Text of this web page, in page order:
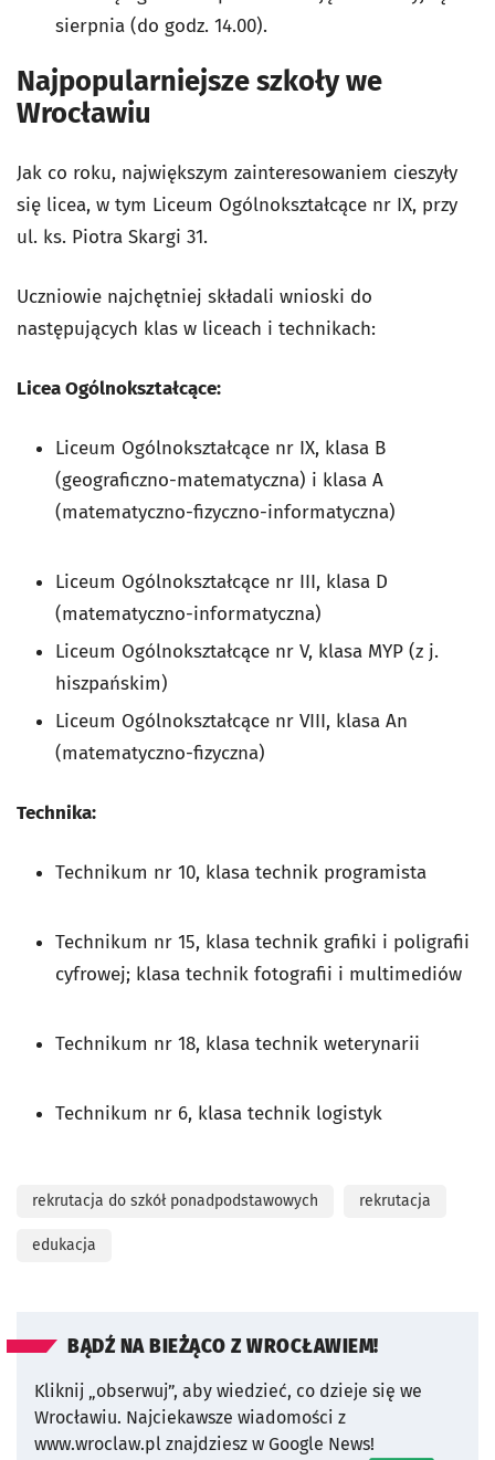
sierpnia (do godz. 14.00).
Najpopularniejsze szkoły we
Wrocławiu
Jak co roku, największym zainteresowaniem cieszyły
się licea, w tym Liceum Ogólnokształcące nr IX, przy
ul. ks. Piotra Skargi 31.
Uczniowie najchętniej składali wnioski do
następujących klas w liceach i technikach:
Licea Ogólnokształcące:
Liceum Ogólnokształcące nr IX, klasa B
(geograficzno-matematyczna) i klasa A
(matematyczno-fizyczno-informatyczna)
Liceum Ogólnokształcące nr III, klasa D
(matematyczno-informatyczna)
Liceum Ogólnokształcące nr V, klasa MYP (z j.
hiszpańskim)
Liceum Ogólnokształcące nr VIII, klasa An
(matematyczno-fizyczna)
Technika:
Technikum nr 10, klasa technik programista
Technikum nr 15, klasa technik grafiki i poligrafii
cyfrowej; klasa technik fotografii i multimediów
Technikum nr 18, klasa technik weterynarii
Technikum nr 6, klasa technik logistyk
rekrutacja do szkół ponadpodstawowych rekrutacja
edukacja
BĄDŹ NA BIEŻĄCO Z WROCŁAWIEM!
Kliknij „obserwuj”, aby wiedzieć, co dzieje się we
Wrocławiu. Najciekawsze wiadomości z
www.wroclaw.pl znajdziesz w Google News!